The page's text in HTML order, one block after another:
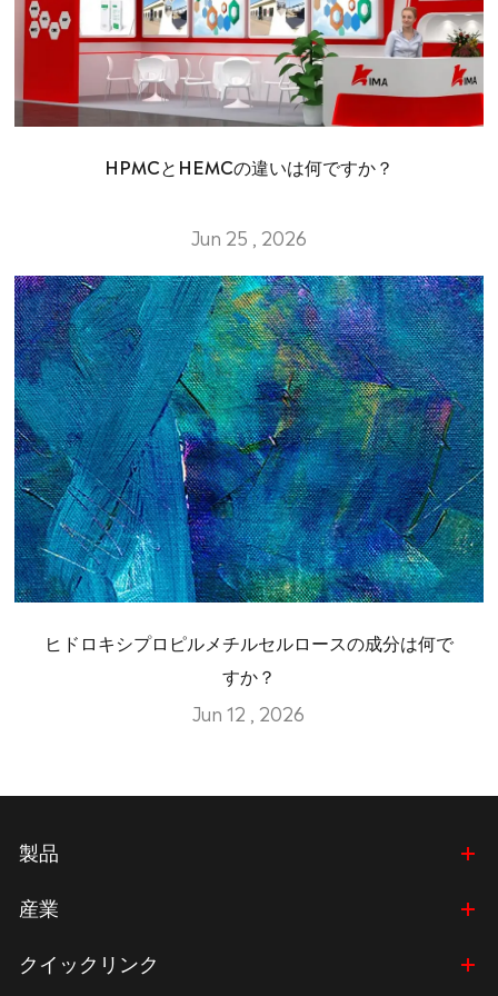
HPMCとHEMCの違いは何ですか？
Jun 25 , 2026
ヒドロキシプロピルメチルセルロースの成分は何で
すか？
Jun 12 , 2026
製品
産業
クイックリンク